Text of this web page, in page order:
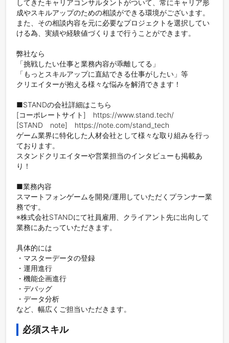
してきたキャリアコンサルタントがついて、常にキャリア形
成やスキルアップのための相談ができる環境がございます。
また、その相談内容を元に必要なプロジェクトを選択してい
ける為、実績や経験値づくりまで行うことができます。
弊社なら
「挑戦したい仕事と業務内容が乖離してる」
「もっとスキルアップに直結できる仕事がしたい」等
クリエイターが抱える様々な悩みを解消できます！
■STANDの会社詳細はこちら
[コーポレートサイト]　https://www.stand.tech/
[STAND　note]　https://note.com/stand_tech
ゲーム業界に特化した人材会社として様々な取り組みを行っ
ております。
スタンドクリエイターや営業担当のインタビューも掲載あ
り！
■業務内容
スマートフォンゲームを開発/運用していただくプランナー業
務です。
※株式会社STANDにて社員雇用、クライアント先に出向して
業務にあたっていただきます。
具体的には
・マスターデータの登録
・運用進行
・機能企画進行
・デバッグ
・データ分析
など、幅広くご担当いただきます。
必須スキル